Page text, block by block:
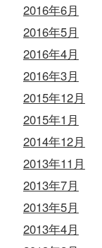
2016年6月
2016年5月
2016年4月
2016年3月
2015年12月
2015年1月
2014年12月
2013年11月
2013年7月
2013年5月
2013年4月